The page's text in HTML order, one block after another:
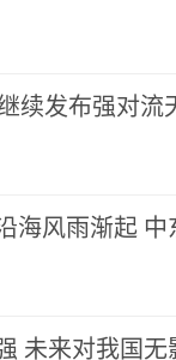
续发布强对流
海风雨渐起 中
未来对我国无